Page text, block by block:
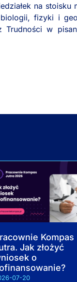
na stoisku
fizyki i
w
Kompas
Jak złożyć
o
07-20